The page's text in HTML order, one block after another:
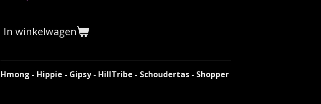
In winkelwagen
Hmong - Hippie - Gipsy - HillTribe - Schoudertas - Shopper